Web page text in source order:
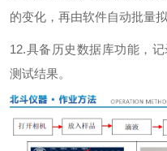
的变化，再由软件自动批量拟
12.具备历史数据库功能，
测试结果。